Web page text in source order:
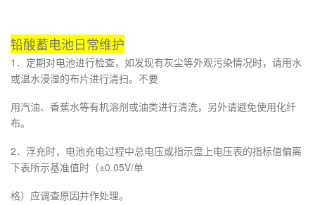
铅酸蓄电池日常维护
1．定期对电池进行检查，如发现有灰尘等外观污染情况时，请用水
或温水浸湿的布片进行清扫。不要
用汽油、香蕉水等有机溶剂或油类进行清洗，另外请避免使用化纤
布。
2．浮充时，电池充电过程中总电压或指示盘上电压表的指标值偏离
下表所示基准值时（±0.05V/单
格）应调查原因并作处理。